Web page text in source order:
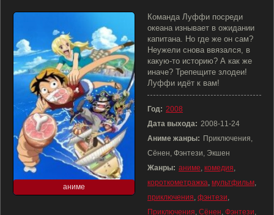
аниме
Команда Луффи посреди
океана изнывает в ожидании
капитана. Но где же он сам?
Неужели снова ввязался, в
какую-то историю? А как же
иначе? Трепещите злодеи!
Луффи идёт к вам!
Год: 2008
Дата выхода: 2008-11-24
Аниме жанры: Приключения,
Сёнен, Фэнтези, Экшен
Жанры: аниме, комедия,
короткометражка, мультфильм,
приключения, фэнтези,
Приключения, Сёнен, Фэнтези,